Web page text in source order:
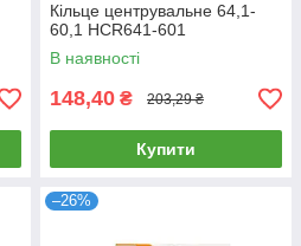
Кільце центрувальне 64,1-
60,1 HCR641-601
В наявності
148,40 ₴ 203,29 ₴
Купити
–26%